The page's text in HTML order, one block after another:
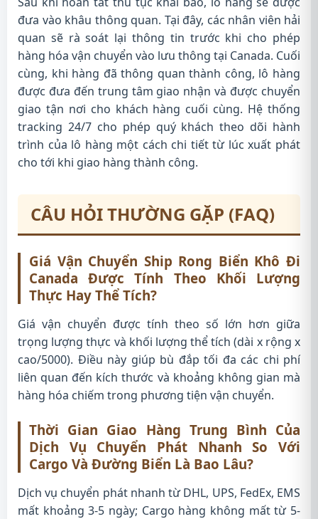
đưa vào khâu thông quan. Tại đây, các nhân viên hải
quan sẽ rà soát lại thông tin trước khi cho phép
hàng hóa vận chuyển vào lưu thông tại Canada. Cuối
cùng, khi hàng đã thông quan thành công, lô hàng
được đưa đến trung tâm giao nhận và được chuyển
giao tận nơi cho khách hàng cuối cùng. Hệ thống
tracking 24/7 cho phép quý khách theo dõi hành
trình của lô hàng một cách chi tiết từ lúc xuất phát
cho tới khi giao hàng thành công.
CÂU HỎI THƯỜNG GẶP (FAQ)
Giá Vận Chuyển Ship Rong Biển Khô Đi
Canada Được Tính Theo Khối Lượng
Thực Hay Thể Tích?
Giá vận chuyển được tính theo số lớn hơn giữa
trọng lượng thực và khối lượng thể tích (dài x rộng x
cao/5000). Điều này giúp bù đắp tối đa các chi phí
liên quan đến kích thước và khoảng không gian mà
hàng hóa chiếm trong phương tiện vận chuyển.
Thời Gian Giao Hàng Trung Bình Của
Dịch Vụ Chuyển Phát Nhanh So Với
Cargo Và Đường Biển Là Bao Lâu?
Dịch vụ chuyển phát nhanh từ DHL, UPS, FedEx, EMS
mất khoảng 3-5 ngày; Cargo hàng không mất từ 5-